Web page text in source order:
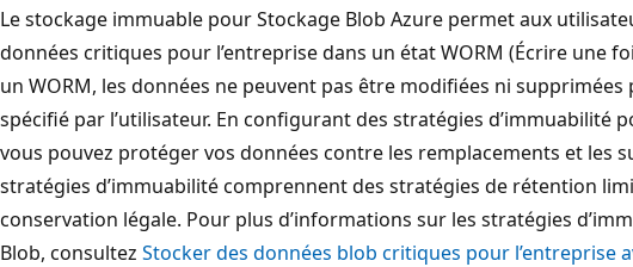
Le stockage immuable pour Stockage Blob Azure permet aux
données critiques pour l’entreprise dans un état WORM (Écrire une
un WORM, les données ne peuvent pas être modifiées ni
spécifié par l’utilisateur. En configurant des stratégies d’immuabilité
vous pouvez protéger vos données contre les remplacements et les
stratégies d’immuabilité comprennent des stratégies de rétention
conservation légale. Pour plus d’informations sur les stratégies
Blob, consultez Stocker des données blob critiques pour l’entreprise